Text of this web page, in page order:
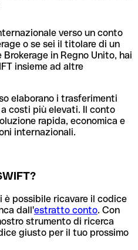
verso un conto
o se sei il titolare di un
in Regno Unito, hai
insieme ad altre
elaborano i trasferimenti
costi più elevati. Il conto
rapida, economica e
internazionali.
possibile ricavare il codice
dall'estratto conto. Con
strumento di ricerca
giusto per il tuo prossimo